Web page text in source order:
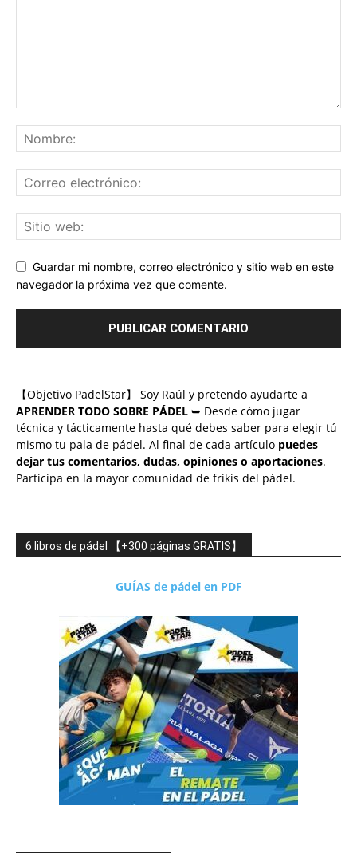
Guardar mi nombre, correo electrónico y sitio web en este
navegador la próxima vez que comente.
【Objetivo PadelStar】 Soy Raúl y pretendo ayudarte a
APRENDER TODO SOBRE PÁDEL ➥ Desde cómo jugar
técnica y tácticamente hasta qué debes saber para elegir tú
mismo tu pala de pádel. Al final de cada artículo puedes
dejar tus comentarios, dudas, opiniones o aportaciones.
Participa en la mayor comunidad de frikis del pádel.
6 libros de pádel 【+300 páginas GRATIS】
GUÍAS de pádel en PDF